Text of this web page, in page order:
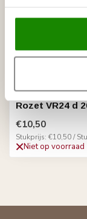
Rozet VR24 d
€10,50
Stukprijs: €10,50 /
Niet op voorraad